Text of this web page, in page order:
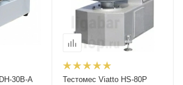
30B-A
Тестомес Viatto HS-80P